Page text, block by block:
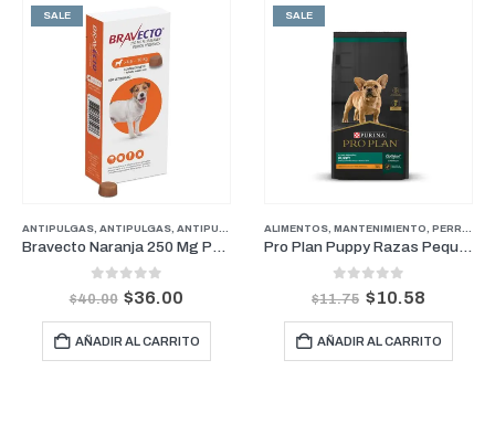
,FARMACIA,PERROS,PROMOCIONES
SALE
ANTIPULGAS, ANTIPULGAS, ANTIPULGAS PERROS PESOS MEDIANOS ,ANTIPULGAS
Bravecto Naranja 250 Mg Perros para pesos entre 4.5-10Kg (3 Meses)
out of 5
$40.00 $36.00
AÑADIR AL CARRITO
SALE
ALIMENTOS, MANTENIMIENTO, PERROS
Pro Plan Puppy Razas Pequeñas | Perros Cachorros de Razas Pequeñas 1kg
out of 5
$11.75 $10.58
AÑADIR AL CARRITO